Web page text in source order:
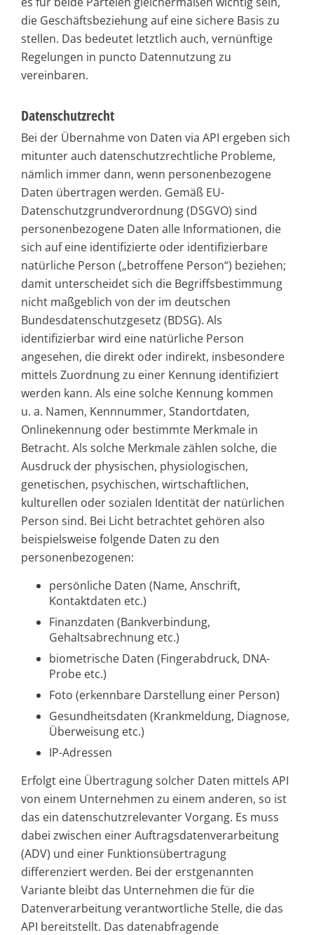
die Geschäftsbeziehung auf eine sichere Basis zu
stellen. Das bedeutet letztlich auch, vernünftige
Regelungen in puncto Datennutzung zu
vereinbaren.
Datenschutzrecht
Bei der Übernahme von Daten via API ergeben sich
mitunter auch datenschutzrechtliche Probleme,
nämlich immer dann, wenn personenbezogene
Daten übertragen werden. Gemäß EU-
Datenschutzgrundverordnung (DSGVO) sind
personenbezogene Daten alle Informationen, die
sich auf eine identifizierte oder identifizierbare
natürliche Person („betroffene Person“) beziehen;
damit unterscheidet sich die Begriffsbestimmung
nicht maßgeblich von der im deutschen
Bundesdatenschutzgesetz (BDSG). Als
identifizierbar wird eine natürliche Person
angesehen, die direkt oder indirekt, insbesondere
mittels Zuordnung zu einer Kennung identifiziert
werden kann. Als eine solche Kennung kommen
u. a. Namen, Kennnummer, Standortdaten,
Onlinekennung oder bestimmte Merkmale in
Betracht. Als solche Merkmale zählen solche, die
Ausdruck der physischen, physiologischen,
genetischen, psychischen, wirtschaftlichen,
kulturellen oder sozialen Identität der natürlichen
Person sind. Bei Licht betrachtet gehören also
beispielsweise folgende Daten zu den
personenbezogenen:
persönliche Daten (Name, Anschrift,
Kontaktdaten etc.)
Finanzdaten (Bankverbindung,
Gehaltsabrechnung etc.)
biometrische Daten (Fingerabdruck, DNA-
Probe etc.)
Foto (erkennbare Darstellung einer Person)
Gesundheitsdaten (Krankmeldung, Diagnose,
Überweisung etc.)
IP-Adressen
Erfolgt eine Übertragung solcher Daten mittels API
von einem Unternehmen zu einem anderen, so ist
das ein datenschutzrelevanter Vorgang. Es muss
dabei zwischen einer Auftragsdatenverarbeitung
(ADV) und einer Funktionsübertragung
differenziert werden. Bei der erstgenannten
Variante bleibt das Unternehmen die für die
Datenverarbeitung verantwortliche Stelle, die das
API bereitstellt. Das datenabfragende